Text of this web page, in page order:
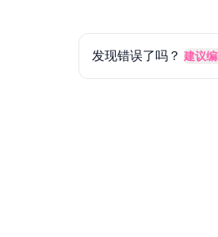
发现错误了吗？ 建议